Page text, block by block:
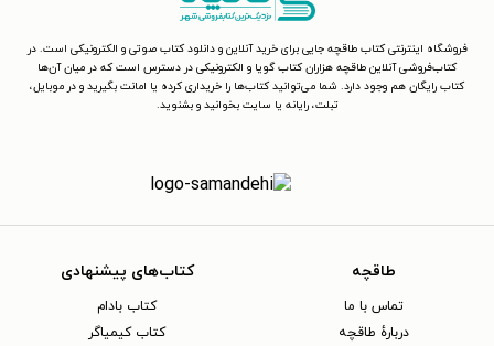
فروشگاه اینترنتی کتاب طاقچه جایی برای خرید آنلاین و دانلود کتاب صوتی و الکترونیکی است. در
کتاب‌فروشی آنلاین طاقچه هزاران کتاب گویا و الکترونیکی در دسترس است که در میان آن‌ها
کتاب رایگان هم وجود دارد. شما می‌توانید کتاب‌ها را خریداری کرده یا امانت بگیرید و در موبایل،
تبلت، رایانه یا سایت بخوانید و بشنوید.
طاقچه
تماس با ما
دربارهٔ طاقچه
کتاب‌های پیشنهادی
کتاب بادام
کتاب کیمیاگر